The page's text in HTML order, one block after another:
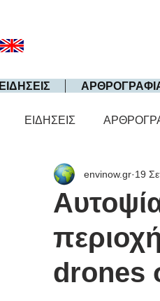
ΕΙΔΗΣΕΙΣ
ΕΙΔΗΣΕΙΣ
drones
envinow.gr 19